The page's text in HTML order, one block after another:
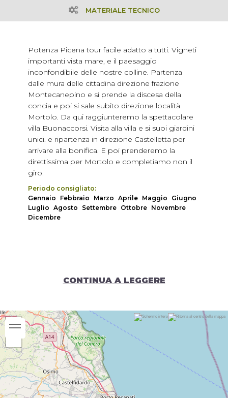
MATERIALE TECNICO
Potenza Picena tour facile adatto a tutti. Vigneti
importanti vista mare, e il paesaggio
inconfondibile delle nostre colline. Partenza
dalle mura delle cittadina direzione frazione
Montecanepino e si prende la discesa della
concia e poi si sale subito direzione località
Mortolo. Da qui raggiunteremo la spettacolare
villa Buonaccorsi. Visita alla villa e si suoi giardini
unici. e ripartenza in direzione Castelletta per
arrivare alla bonifica. E poi prenderemo la
direttissima per Mortolo e completiamo non il
giro.
Periodo consigliato:
Gennaio
Febbraio Marzo Aprile Maggio
Giugno
Luglio Agosto Settembre Ottobre Novembre
Dicembre
CONTINUA A LEGGERE